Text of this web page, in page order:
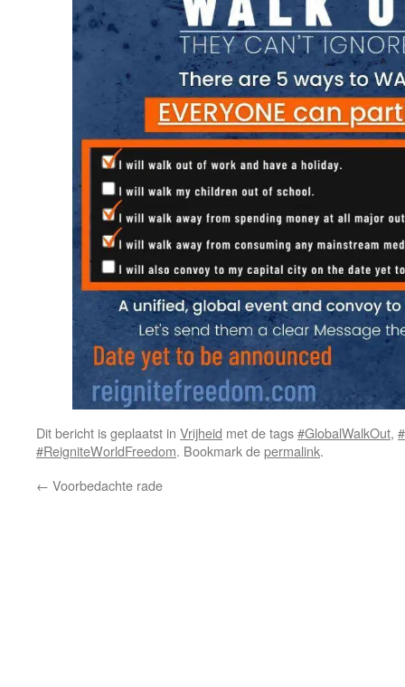
Dit bericht is geplaatst in Vrijheid met de tags#GlobalWalkOut,
#ReigniteWorldFreedom. Bookmark depermalink.
← Voorbedachte rade